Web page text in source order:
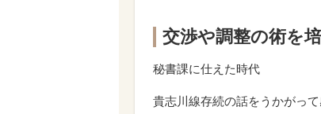
交渉や調整の術を
秘書課に仕えた時代
貴志川線存続の話をうかがっ